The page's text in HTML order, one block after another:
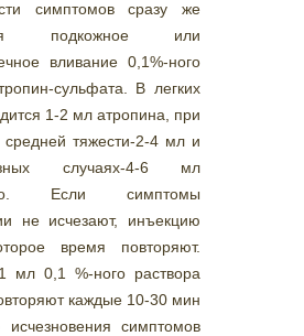
симптомов сразу же
подкожное или
вливание 0,1%-ного
сульфата. В легких
1-2 мл атропина, при
средней тяжести-2-4 мл и
случаях-4-6 мл
Если симптомы
не исчезают, инъекцию
время повторяют.
мл 0,1 %-ного раствора
каждые 10-30 мин
исчезновения симптомов